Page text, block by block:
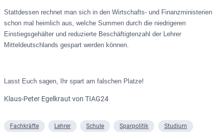
Stattdessen rechnet man sich in den Wirtschafts- und Finanzministerien
schon mal heimlich aus, welche Summen durch die niedrigeren
Einstiegsgehälter und reduzierte Beschäftigtenzahl der Lehrer
Mitteldeutschlands gespart werden können.
Lasst Euch sagen, Ihr spart am falschen Platze!
Klaus-Peter Egelkraut von TIAG24
Fachkräfte Lehrer Schule Sparpolitik Studium